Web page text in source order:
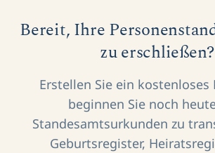
Bereit, Ihre
zu erschließen?
Erstellen Sie ein kostenloses
beginnen Sie noch
Standesamtsurkunden zu
Geburtsregister,